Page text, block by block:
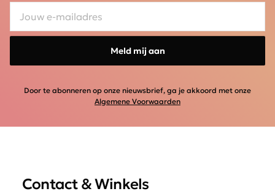
Meld mij aan
Door te abonneren op onze nieuwsbrief, ga je akkoord met onze
Algemene Voorwaarden
Contact & Winkels